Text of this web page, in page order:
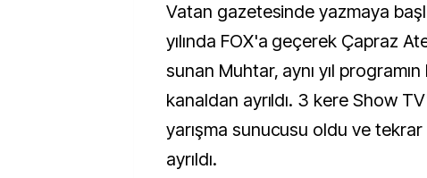
Vatan gazetesinde yazmaya
yılında FOX'a geçerek Çapraz
sunan Muhtar, aynı yıl
kanaldan ayrıldı. 3 kere Show
yarışma sunucusu oldu ve
ayrıldı.